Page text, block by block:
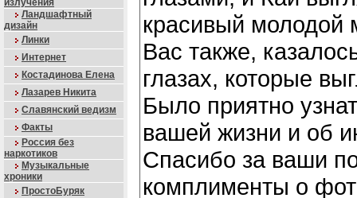
излучения
Ландшафтный
дизайн
Линки
Интернет
Костадинова Елена
Лазарев Никита
Славянский ведизм
Факты
Россия без
наркотиков
Музыкальные
хроники
ПростоБуряк
красивый молодой
Вас также,
глазах, которые
Было приятно
вашей жизни и об
Спасибо за ваши
комплименты о